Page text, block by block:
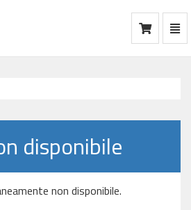
disponibile
non disponibile.